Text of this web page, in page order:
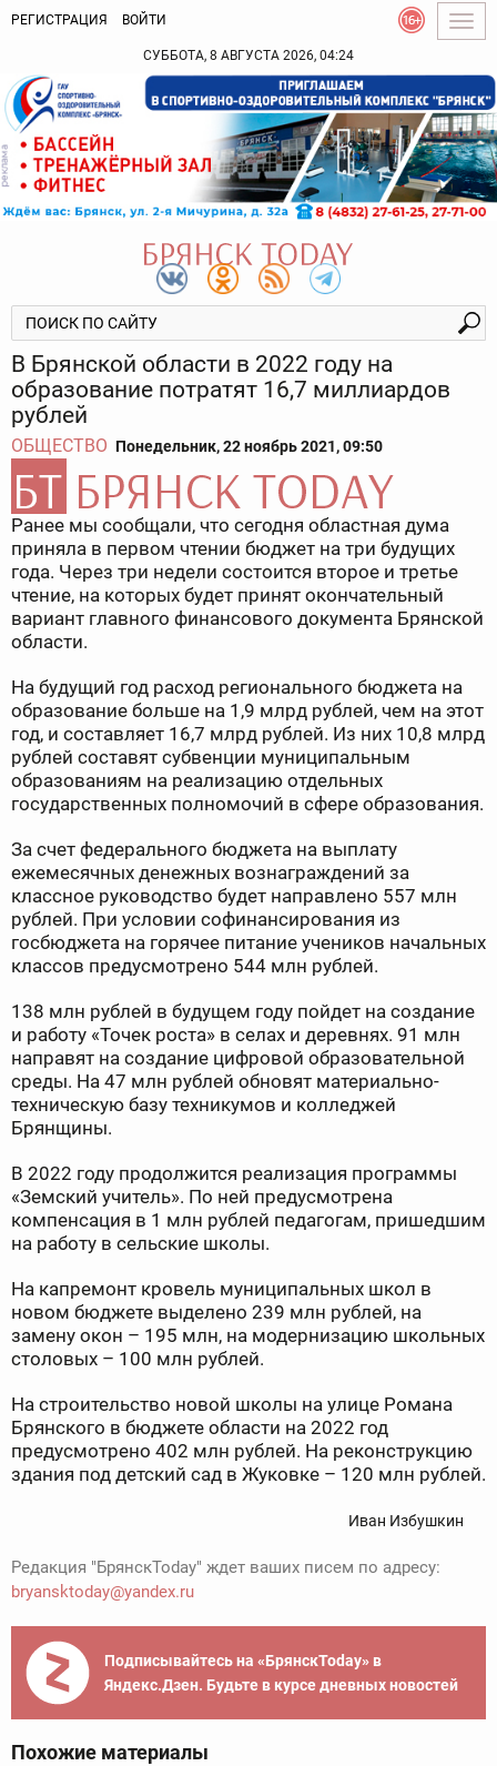
РЕГИСТРАЦИЯ ВОЙТИ
СУББОТА, 8 АВГУСТА 2026, 04:24
В Брянской области в 2022 году на
образование потратят 16,7 миллиардов
рублей
ОБЩЕСТВО Понедельник, 22 ноябрь 2021, 09:50
Ранее мы сообщали, что сегодня областная дума
приняла в первом чтении бюджет на три будущих
года. Через три недели состоится второе и третье
чтение, на которых будет принят окончательный
вариант главного финансового документа Брянской
области.
На будущий год расход регионального бюджета на
образование больше на 1,9 млрд рублей, чем на этот
год, и составляет 16,7 млрд рублей. Из них 10,8 млрд
рублей составят субвенции муниципальным
образованиям на реализацию отдельных
государственных полномочий в сфере образования.
За счет федерального бюджета на выплату
ежемесячных денежных вознаграждений за
классное руководство будет направлено 557 млн
рублей. При условии софинансирования из
госбюджета на горячее питание учеников начальных
классов предусмотрено 544 млн рублей.
138 млн рублей в будущем году пойдет на создание
и работу «Точек роста» в селах и деревнях. 91 млн
направят на создание цифровой образовательной
среды. На 47 млн рублей обновят материально-
техническую базу техникумов и колледжей
Брянщины.
В 2022 году продолжится реализация программы
«Земский учитель». По ней предусмотрена
компенсация в 1 млн рублей педагогам, пришедшим
на работу в сельские школы.
На капремонт кровель муниципальных школ в
новом бюджете выделено 239 млн рублей, на
замену окон – 195 млн, на модернизацию школьных
столовых – 100 млн рублей.
На строительство новой школы на улице Романа
Брянского в бюджете области на 2022 год
предусмотрено 402 млн рублей. На реконструкцию
здания под детский сад в Жуковке – 120 млн рублей.
Иван Избушкин
Редакция "БрянскToday" ждет ваших писем по адресу:
bryansktoday@yandex.ru
Подписывайтесь на «БрянскToday» в
Яндекс.Дзен. Будьте в курсе дневных новостей
Похожие материалы